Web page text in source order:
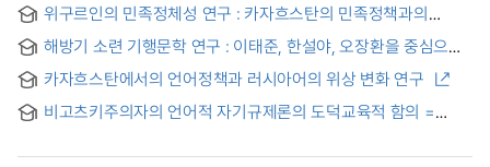
Effect that National Policy Influences in Nation Identity:
Laying stress on Soviet Union's policy about Kory-in
위구르인의 민족정체성 연구 : 카자흐스탄의 민족정책과의
Uyghurs: Focused on Correlation with Kazakhstani
Minority Policy
해방기 소련 기행문학 연구 : 이태준, 한설야, 오장환을 중심으로
카자흐스탄에서의 언어정책과 러시아어의 위상 변화 연구
비고츠키주의자의 언어적 자기규제론의 도덕교육적 함의 =